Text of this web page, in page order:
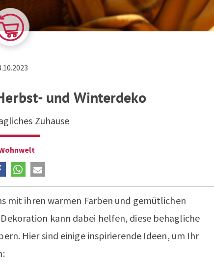
und Winterdeko
Zuhause
mit ihren warmen Farben und gemütlichen
kann dabei helfen, diese behagliche
Hier sind einige inspirierende Ideen, um Ihr
ANMELDEN